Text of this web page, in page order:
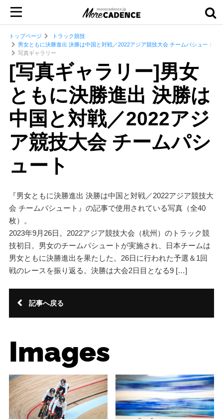
トップページ
トラック競技
男女ともに決勝進出 決勝は中国と対戦／2022アジア競技大会 チームパシュート
写真ギャラリー
[写真ギャラリー]男女
ともに決勝進出 決勝は
中国と対戦／2022アジ
ア競技大会 チームパシ
ュート
『男女ともに決勝進出 決勝は中国と対戦／2022アジア競技大
会 チームパシュート』の記事で使用されている写真（全40
枚）。
2023年9月26日。2022アジア競技大会（杭州）のトラック競
技初日。男女のチームパシュートが実施され、日本チームは
男女ともに決勝進出を果たした。26日に行われた予選＆1回
戦のレースを振り返る。決勝は大会2日目となる9 […]
記事へ戻る
Images